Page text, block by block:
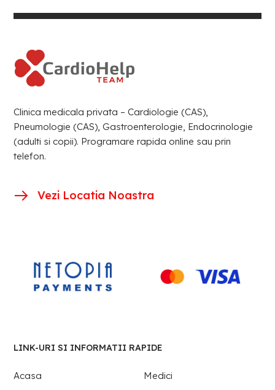
Clinica medicala privata – Cardiologie (CAS),
Pneumologie (CAS), Gastroenterologie, Endocrinologie
(adulti si copii). Programare rapida online sau prin
telefon.
Vezi Locatia Noastra
LINK-URI SI INFORMATII RAPIDE
Acasa
Medici